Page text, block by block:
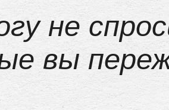
не
вы